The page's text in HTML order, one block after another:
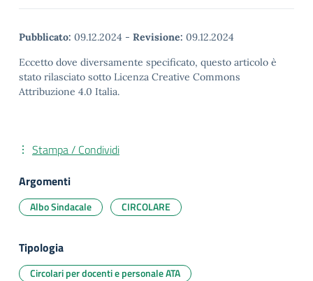
Pubblicato: 09.12.2024 - Revisione: 09.12.2024
Eccetto dove diversamente specificato, questo articolo è
stato rilasciato sotto Licenza Creative Commons
Attribuzione 4.0 Italia.
Stampa / Condividi
Argomenti
Albo Sindacale CIRCOLARE
Tipologia
Circolari per docenti e personale ATA